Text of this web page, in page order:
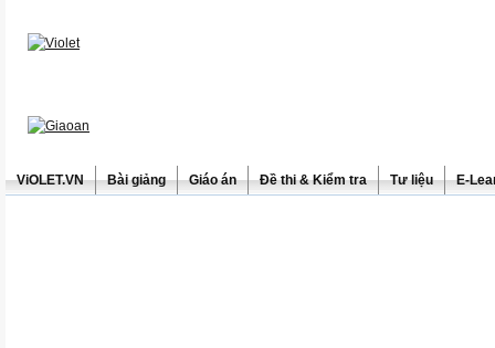
ViOLET.VN Bài giảng Giáo án Đề thi & Kiểm tra Tư liệu E-